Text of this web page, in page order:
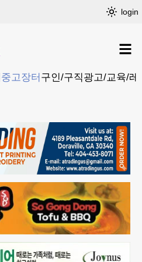
login
중고장터 구인/구직광고/교육/레